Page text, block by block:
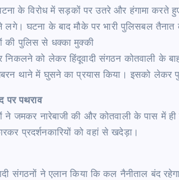
के विरोध में सड़कों पर उतरे और हंगामा करते
लगे। घटना के बाद मौके पर भारी पुलिसबल तैनात
की पुलिस से धक्का मुक्की
निकलने को लेकर हिंदूवादी संगठन कोतवाली के
थाने में घुसने का प्रयास किया। इसको लेकर
पर पथराव
ने जमकर नारेबाजी की और कोतवाली के पास में ही
प्रदर्शनकारियों को वहां से खदेड़ा।
संगठनों ने एलान किया कि कल नैनीताल बंद